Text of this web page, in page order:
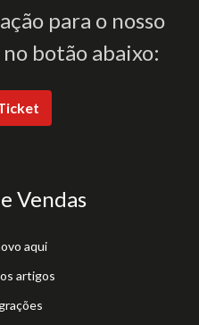
para o nosso
botão abaixo:
Vendas
aqui
artigos